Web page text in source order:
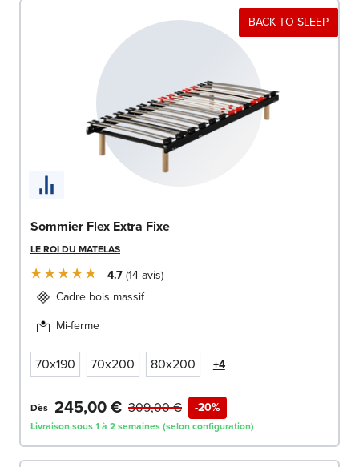
BACK TO SLEEP
Sommier Flex Extra Fixe
LE ROI DU MATELAS
4.7 14avis
Cadre bois massif
Mi-ferme
70x190 70x200 80x200 +4
Dès 245,00 € -20%
309,00 €
Livraison sous 1 à 2 semaines (selon configuration)